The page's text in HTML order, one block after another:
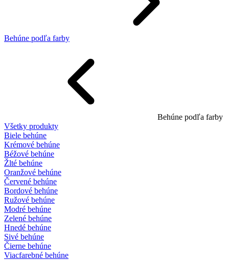
Behúne podľa farby
Behúne podľa farby
Všetky produkty
Biele behúne
Krémové behúne
Béžové behúne
Žlté behúne
Oranžové behúne
Červené behúne
Bordové behúne
Ružové behúne
Modré behúne
Zelené behúne
Hnedé behúne
Sivé behúne
Čierne behúne
Viacfarebné behúne